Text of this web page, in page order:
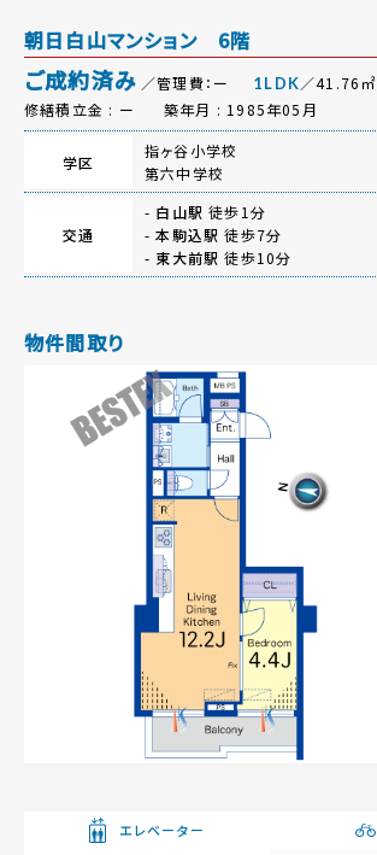
朝日白山マンション 6階
ご成約済み ／管理費：ー 1LDK／41.76㎡
修繕積立金 : ー
築年月 : 1985年05月
学区
指ヶ谷小学校
第六中学校
交通
- 白山駅 徒歩1分
-本駒込駅 徒歩7分
- 東大前駅 徒歩10分
物件間取り
エレベーター